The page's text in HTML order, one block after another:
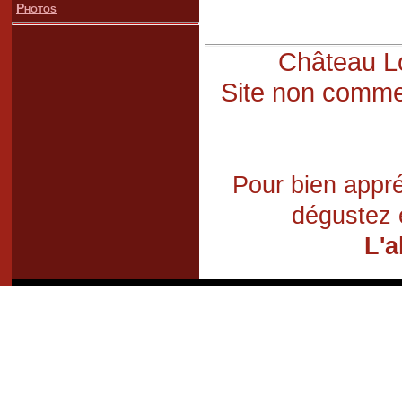
Photos
Château
Site non
Pour bien
dégustez